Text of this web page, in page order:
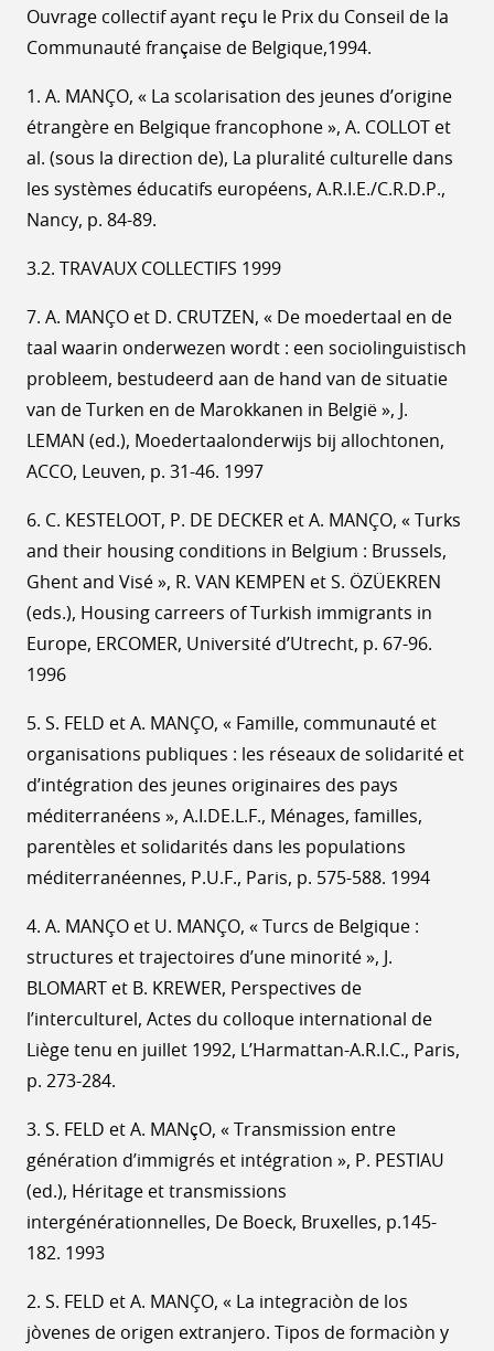
Ouvrage collectif ayant reçu le Prix du Conseil de la
Communauté française de Belgique,1994.
1. A. MANÇO, « La scolarisation des jeunes d’origine
étrangère en Belgique francophone », A. COLLOT et
al. (sous la direction de), La pluralité culturelle dans
les systèmes éducatifs européens, A.R.I.E./C.R.D.P.,
Nancy, p. 84-89.
3.2. TRAVAUX COLLECTIFS 1999
7. A. MANÇO et D. CRUTZEN, « De moedertaal en de
taal waarin onderwezen wordt : een sociolinguistisch
probleem, bestudeerd aan de hand van de situatie
van de Turken en de Marokkanen in België », J.
LEMAN (ed.), Moedertaalonderwijs bij allochtonen,
ACCO, Leuven, p. 31-46. 1997
6. C. KESTELOOT, P. DE DECKER et A. MANÇO, « Turks
and their housing conditions in Belgium : Brussels,
Ghent and Visé », R. VAN KEMPEN et S. ÖZÜEKREN
(eds.), Housing carreers of Turkish immigrants in
Europe, ERCOMER, Université d’Utrecht, p. 67-96.
1996
5. S. FELD et A. MANÇO, « Famille, communauté et
organisations publiques : les réseaux de solidarité et
d’intégration des jeunes originaires des pays
méditerranéens », A.I.DE.L.F., Ménages, familles,
parentèles et solidarités dans les populations
méditerranéennes, P.U.F., Paris, p. 575-588. 1994
4. A. MANÇO et U. MANÇO, « Turcs de Belgique :
structures et trajectoires d’une minorité », J.
BLOMART et B. KREWER, Perspectives de
l’interculturel, Actes du colloque international de
Liège tenu en juillet 1992, L’Harmattan-A.R.I.C., Paris,
p. 273-284.
3. S. FELD et A. MANçO, « Transmission entre
génération d’immigrés et intégration », P. PESTIAU
(ed.), Héritage et transmissions
intergénérationnelles, De Boeck, Bruxelles, p.145-
182. 1993
2. S. FELD et A. MANÇO, « La integraciòn de los
jòvenes de origen extranjero. Tipos de formaciòn y